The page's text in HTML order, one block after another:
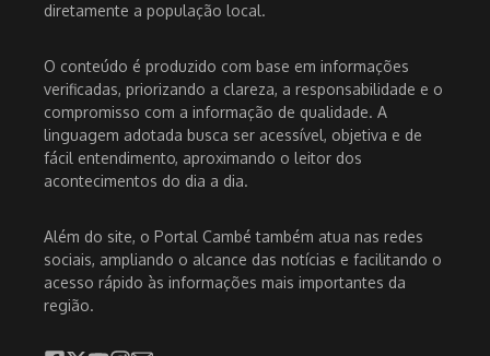
diretamente a população local.
O conteúdo é produzido com base em informações
verificadas, priorizando a clareza, a responsabilidade e o
compromisso com a informação de qualidade. A
linguagem adotada busca ser acessível, objetiva e de
fácil entendimento, aproximando o leitor dos
acontecimentos do dia a dia.
Além do site, o Portal Cambé também atua nas redes
sociais, ampliando o alcance das notícias e facilitando o
acesso rápido às informações mais importantes da
região.